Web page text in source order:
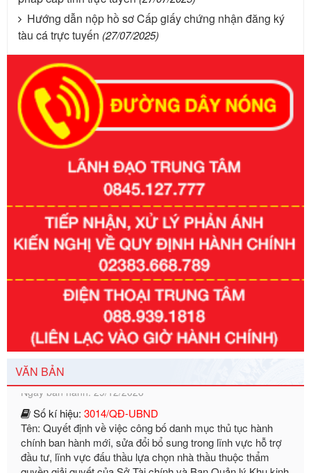
Hướng dẫn nộp hồ sơ Cấp giấy chứng nhận đăng ký
tàu cá trực tuyến (27/07/2025)
VĂN BẢN
351/2025/NĐ-CP
Tên: Nghị định số 351/2025/NĐ-CP của Chính phủ: Quy
định chuẩn nghèo đa chiều quốc gia giai đoạn 2026 - 2030
Số kí hiệu:
Tên: Quyết định về việc công bố danh mục thủ tục hành
chính ban hành mới, sửa đổi bổ sung trong lĩnh vực hỗ trợ
đầu tư, lĩnh vực đấu thầu lựa chọn nhà thầu thuộc thẩm
quyền giải quyết của Sở Tài chính và Ban Quản lý Khu kinh
tế Đông Nam Nghệ An
Ngày ban hành: 23/09/2026